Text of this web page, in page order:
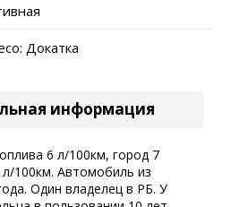
Докатка
информация
6 л/100км, город 7
100км. Автомобиль из
Один владелец в РБ. У